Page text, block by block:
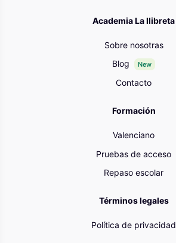
Academia La llibreta
Sobre nosotras
Blog
New
Contacto
Formación
Valenciano
Pruebas de acceso
Repaso escolar
Términos legales
Política de privacidad